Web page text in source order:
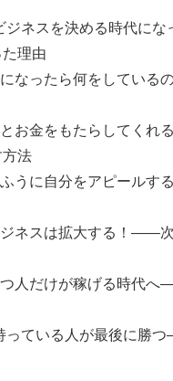
ジネスを決める時代に
た理由
なったら何をしてい
お金をもたらしてく
方法
うに自分をアピール
ネスは拡大する！――
人だけが稼げる時代
っている人が最後に勝